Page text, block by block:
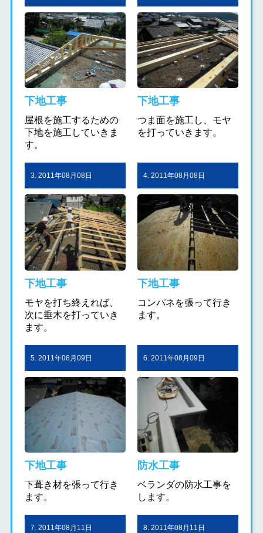
下地工事
屋根を施工するための
下地を施工していきま
す。
下地工事
つま面を施工し、モヤ
を打っていきます。
3. 2011年08月08日
下地工事
モヤを打ち終えれば、
次に垂木を打っていき
ます。
4. 2011年08月08日
下地工事
コンパネを張って行き
ます。
5. 2011年08月09日
下地工事
下葺き材を張って行き
ます。
6. 2011年08月09日
防水工事
ベランダの防水工事を
します。
7. 2011年08月11日 8. 2011年08月11日